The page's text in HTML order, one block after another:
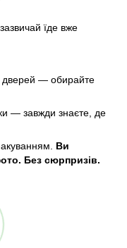
їде вже
дверей — обирайте
— завжди знаєте, де
Ви
Без сюрпризів.